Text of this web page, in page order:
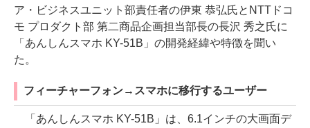
ア・ビジネスユニット部責任者の伊東 恭弘氏とNTTドコ
モ プロダクト部 第二商品企画担当部長の長沢 秀之氏に
「あんしんスマホ KY-51B」の開発経緯や特徴を聞い
た。
フィーチャーフォン→スマホに移行するユーザー
「あんしんスマホ KY-51B」は、6.1インチの大画面デ